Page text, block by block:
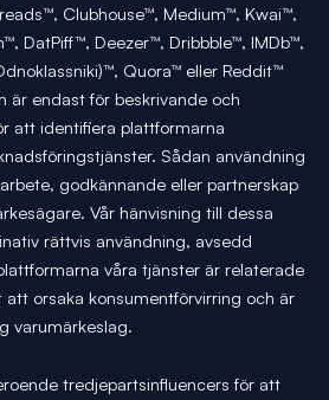
Clubhouse™, Medium™, Kwai™,
DatPiff™, Deezer™, Dribbble™, IMDb™,
Quora™ eller Reddit™
är endast för beskrivande och
att identifiera plattformarna
Sådan användning
godkännande eller partnerskap
Vår hänvisning till dessa
rättvis användning, avsedd
våra tjänster är relaterade
orsaka konsumentförvirring och är
varumärkeslag.
tredjepartsinfluencers för att